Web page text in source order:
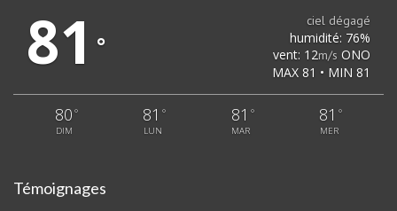
81 °
ciel dégagé
humidité: 76%
vent: 12m/s ONO
MAX 81 • MIN 81
80 °
DIM
81 °
LUN
81 °
MAR
81 °
MER
Témoignages